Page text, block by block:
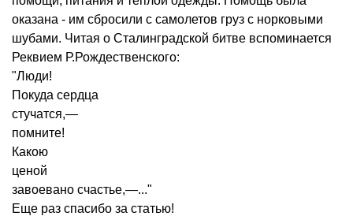
оказана - им сбросили с самолетов груз с норковыми
шубами. Читая о Сталинградской битве вспоминается
Реквием Р.Рождественского:
"Люди!
Покуда сердца
стучатся,—
помните!
Какою
ценой
завоевано счастье,—..."
Еще раз спасибо за статью!